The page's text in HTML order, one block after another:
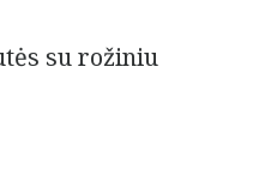
su rožiniu